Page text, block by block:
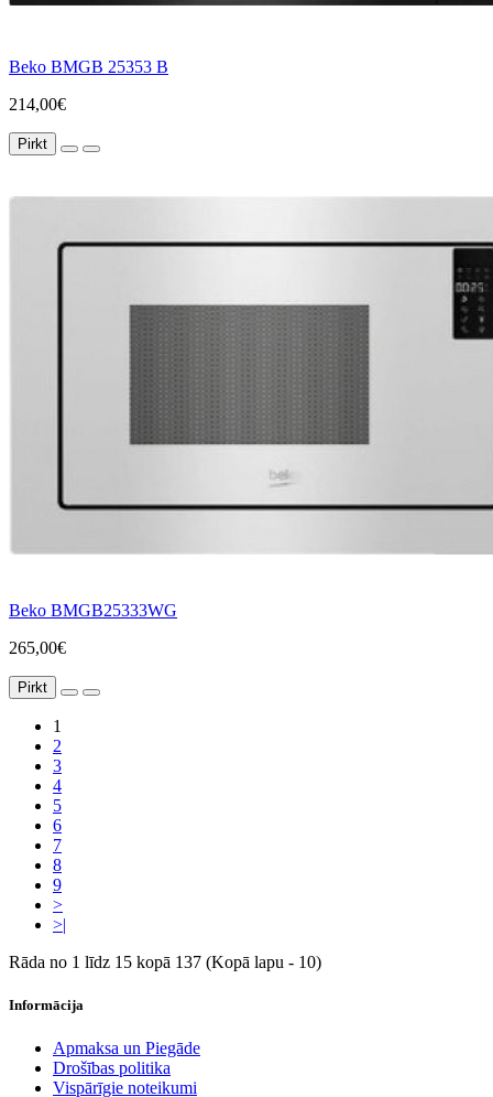
Beko BMGB 25353 B
214,00€
Pirkt
Beko BMGB25333WG
265,00€
Pirkt
1
2
3
4
5
6
7
8
9
>
>|
Rāda no 1 līdz 15 kopā 137 (Kopā lapu - 10)
Informācija
Apmaksa un Piegāde
Drošības politika
Vispārīgie noteikumi